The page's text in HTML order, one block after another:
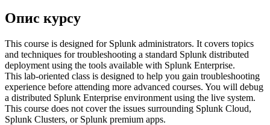
Опис курсу
This course is designed for Splunk administrators. It covers topics
and techniques for troubleshooting a standard Splunk distributed
deployment using the tools available with Splunk Enterprise.
This lab-oriented class is designed to help you gain troubleshooting
experience before attending more advanced courses. You will debug
a distributed Splunk Enterprise environment using the live system.
This course does not cover the issues surrounding Splunk Cloud,
Splunk Clusters, or Splunk premium apps.